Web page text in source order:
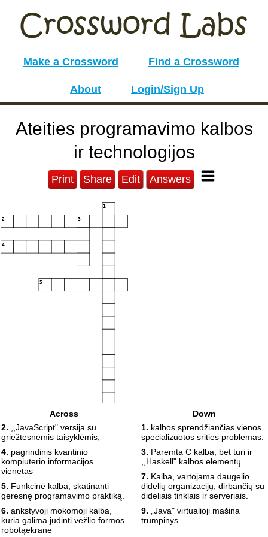
Make a Crossword Find a Crossword
About Login/Sign Up
Ateities programavimo kalbos
ir technologijos
Print Share Edit Answers
1
2 3
4
5
Across
2. ,,JavaScript" versija su
griežtesnėmis taisyklėmis,
4. pagrindinis kvantinio
kompiuterio informacijos
vienetas
5. Funkcinė kalba, skatinanti
geresnę programavimo praktiką.
6. ankstyvoji mokomoji kalba,
kuria galima judinti vėžlio formos
robotąekrane
Down
1. kalbos sprendžiančias vienos
specializuotos srities problemas.
3. Paremta C kalba, bet turi ir
,,Haskell" kalbos elementų.
7. Kalba, vartojama daugelio
didelių organizacijų, dirbančių su
dideliais tinklais ir serveriais.
9. „Java" virtualioji mašina
trumpinys